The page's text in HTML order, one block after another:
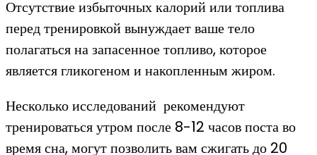
Отсутствие избыточных калорий или топлива
перед тренировкой вынуждает ваше тело
полагаться на запасенное топливо, которое
является гликогеном и накопленным жиром.
Несколько исследований рекомендуют
тренироваться утром после 8-12 часов поста во
время сна, могут позволить вам сжигать до 20